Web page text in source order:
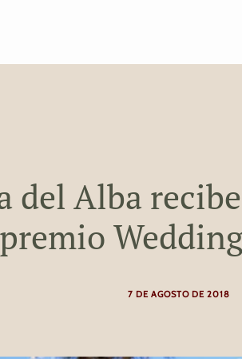
del Alba
7 DE AGOSTO DE 2018